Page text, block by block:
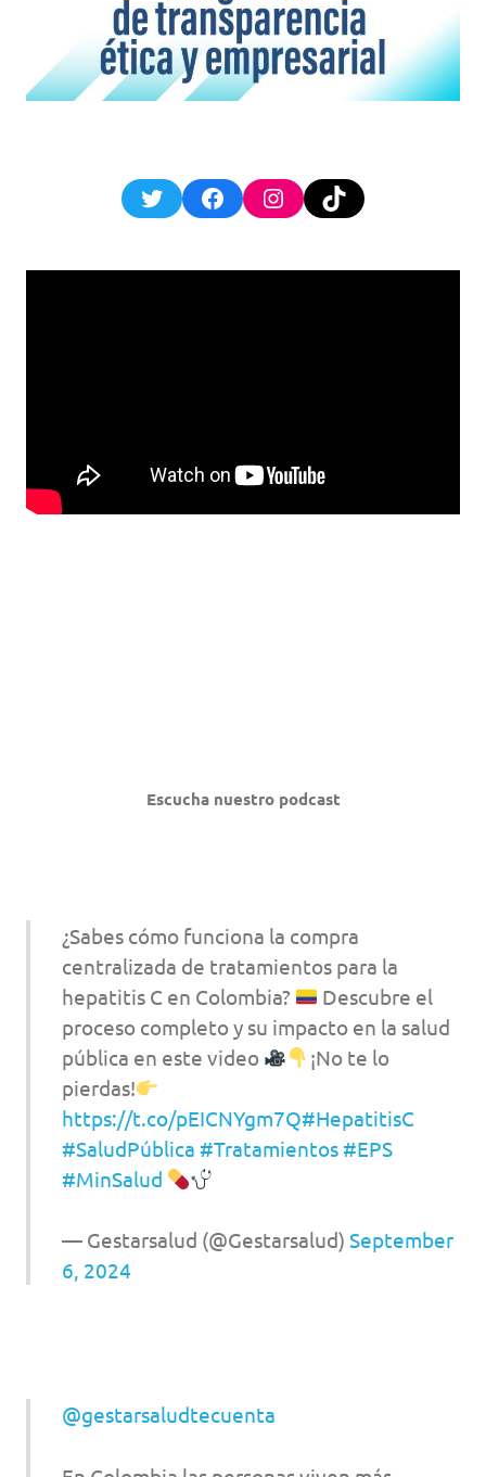
TwitterFacebookInstagram
TikTok
Escucha nuestro podcast
¿Sabes cómo funciona la compra
centralizada de tratamientos para la
hepatitis C en Colombia?
Descubre el
proceso completo y su impacto en la salud
pública en este video
¡No te lo
pierdas!
https://t.co/pEICNYgm7Q#HepatitisC
#SaludPública #Tratamientos #EPS
#MinSalud
— Gestarsalud (@Gestarsalud) September
6, 2024
@gestarsaludtecuenta